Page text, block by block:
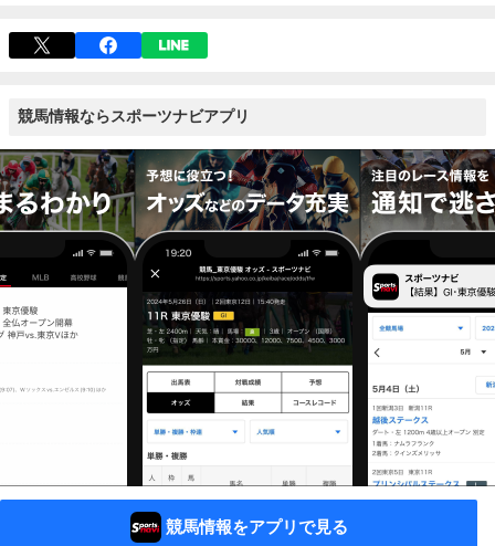
競馬情報ならスポーツナビアプリ
競馬情報をアプリで見る